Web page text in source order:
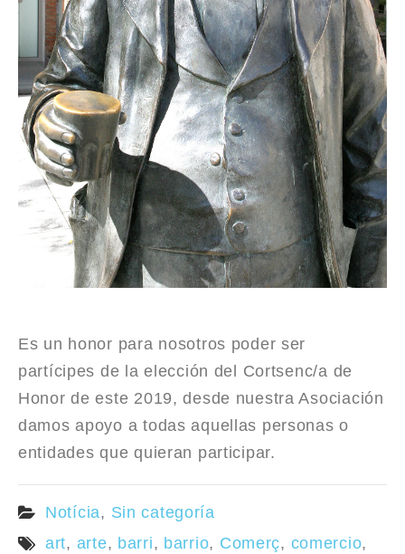
Es un honor para nosotros poder ser
partícipes de la elección del Cortsenc/a de
Honor de este 2019, desde nuestra Asociación
damos apoyo a todas aquellas personas o
entidades que quieran participar.
Notícia, Sin categoría
art, arte, barri, barrio, Comerç, comercio,